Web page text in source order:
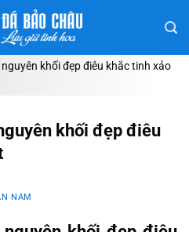
khối đẹp điêu khắc tinh xảo
khối đẹp điêu
NAM